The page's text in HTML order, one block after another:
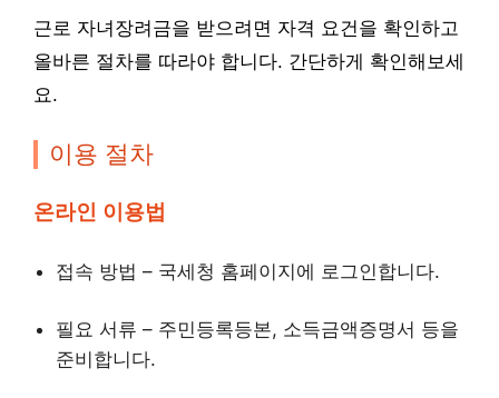
근로 자녀장려금을 받으려면 자격 요건을 확인하고
올바른 절차를 따라야 합니다. 간단하게 확인해보세
요.
이용 절차
온라인 이용법
접속 방법 – 국세청 홈페이지에 로그인합니다.
필요 서류 – 주민등록등본, 소득금액증명서 등을
준비합니다.